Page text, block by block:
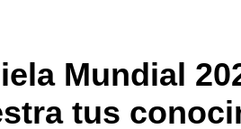
Mundial
tus